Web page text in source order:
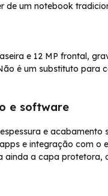
de um notebook
e 12 MP frontal,
é um substituto para
e software
e
e integração com o
ainda a capa